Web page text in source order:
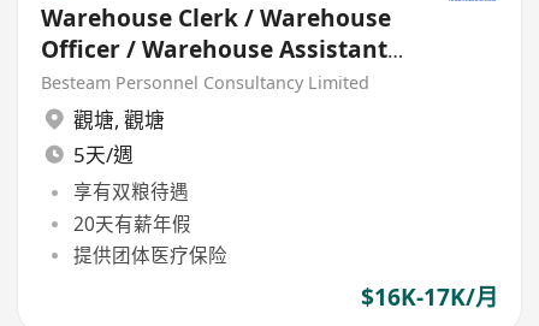
Warehouse Clerk / Warehouse
Officer / Warehouse Assistant
(16K - 17K) 5 Days
Besteam Personnel Consultancy Limited
觀塘, 觀塘
5天/週
享有双粮待遇
20天有薪年假
提供团体医疗保险
$16K-17K/月